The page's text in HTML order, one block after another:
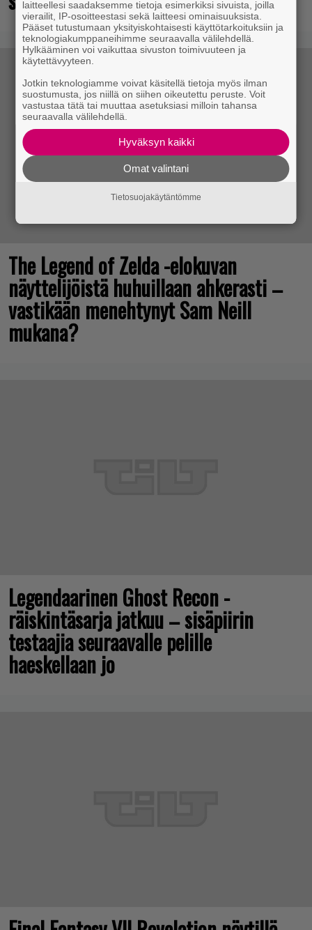
The Legend of Zelda -elokuvan
näyttelijöistä huhuillaan ahkerasti –
vastikään menehtynyt Sam Neill
mukana?
Legendaarinen Ghost Recon -
räiskintäsarja jatkuu – sisäpiirin
testaajia seuraavalle pelille
haeskellaan jo
laitteellesi saadaksemme tietoja esimerkiksi sivuista, joilla
vierailit, IP-osoitteestasi sekä laitteesi ominaisuuksista.
Pääset tutustumaan yksityiskohtaisesti käyttötarkoituksiin ja
teknologiakumppaneihimme seuraavalla välilehdellä.
Hylkääminen voi vaikuttaa sivuston toimivuuteen ja
käytettävyyteen.
Jotkin teknologiamme voivat käsitellä tietoja myös ilman
suostumusta, jos niillä on siihen oikeutettu peruste. Voit
vastustaa tätä tai muuttaa asetuksiasi milloin tahansa
seuraavalla välilehdellä.
Hyväksyn kaikki
Omat valintani
Tietosuojakäytäntömme